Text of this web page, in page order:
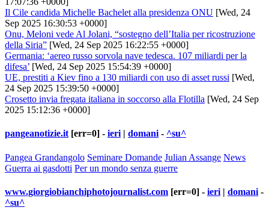
Il Cile candida Michelle Bachelet alla presidenza ONU [Wed, 24
Sep 2025 16:30:53 +0000]
Onu, Meloni vede Al Jolani, “sostegno dell’Italia per ricostruzione
della Siria” [Wed, 24 Sep 2025 16:22:55 +0000]
Germania: ‘aereo russo sorvola nave tedesca. 107 miliardi per la
difesa’ [Wed, 24 Sep 2025 15:54:39 +0000]
UE, prestiti a Kiev fino a 130 miliardi con uso di asset russi [Wed,
24 Sep 2025 15:39:50 +0000]
Crosetto invia fregata italiana in soccorso alla Flotilla [Wed, 24 Sep
2025 15:12:36 +0000]
pangeanotizie.it [err=0] - ieri | domani - ^su^
Pangea Grandangolo Seminare Domande Julian Assange News
Guerra ai gasdotti Per un mondo senza guerre
www.giorgiobianchiphotojournalist.com [err=0] - ieri | domani -
^su^